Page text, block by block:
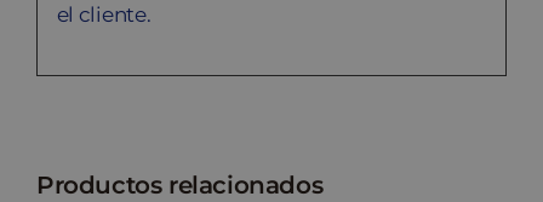
el cliente.
Productos relacionados